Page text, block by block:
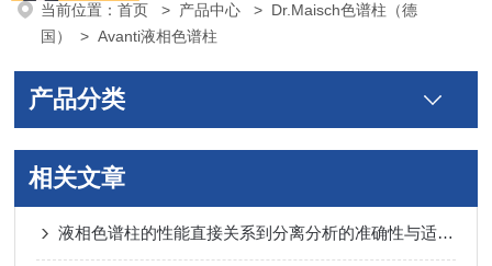
当前位置：首页 > 产品中心 > Dr.Maisch色谱柱（德
国）
>Avanti液相色谱柱
产品分类
相关文章
液相色谱柱的性能直接关系到分离分析的准确性与适用性